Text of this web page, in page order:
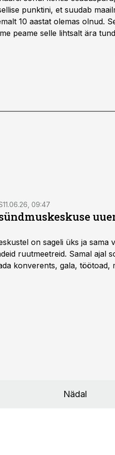
punktini, et suudab
10 aastat olemas olnud.
peame selle lihtsalt ära
11.06.26, 09:47
on sageli üks ja
ruutmeetreid. Samal ajal
konverents, gala,
Nädal